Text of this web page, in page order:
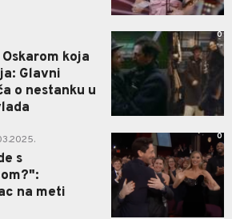
koja
Glavni
o nestanku u
0
s
na meti
0